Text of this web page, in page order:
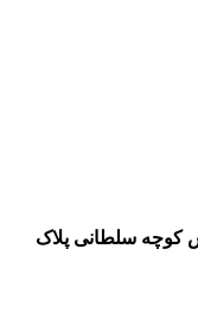
کوچه سلطانی پلاک